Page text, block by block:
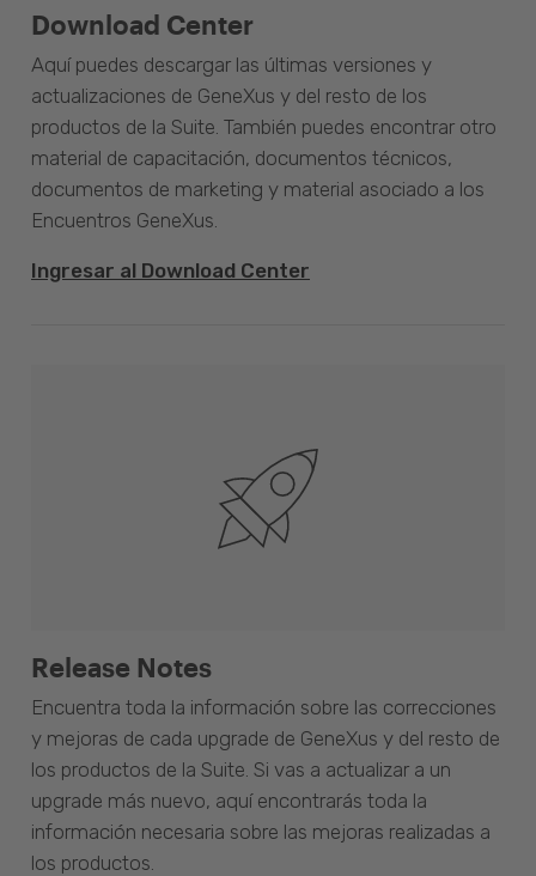
Download Center
Aquí puedes descargar las últimas versiones y
actualizaciones de GeneXus y del resto de los
productos de la Suite. También puedes encontrar otro
material de capacitación, documentos técnicos,
documentos de marketing y material asociado a los
Encuentros GeneXus.
Ingresar al Download Center
Release Notes
Encuentra toda la información sobre las correcciones
y mejoras de cada upgrade de GeneXus y del resto de
los productos de la Suite. Si vas a actualizar a un
upgrade más nuevo, aquí encontrarás toda la
información necesaria sobre las mejoras realizadas a
los productos.